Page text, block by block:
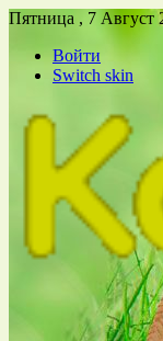
Пятница , 7 Август
Войти
Switch skin